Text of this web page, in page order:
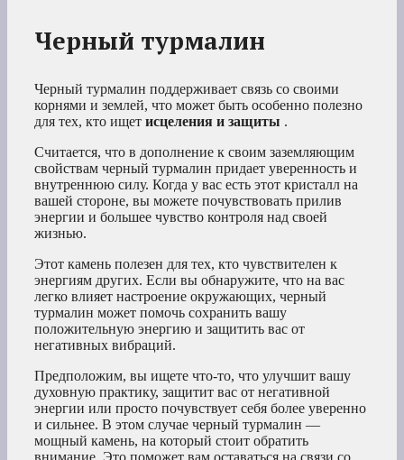
Черный турмалин
Черный турмалин поддерживает связь со своими
корнями и землей, что может быть особенно полезно
для тех, кто ищет исцеления и защиты .
Считается, что в дополнение к своим заземляющим
свойствам черный турмалин придает уверенность и
внутреннюю силу. Когда у вас есть этот кристалл на
вашей стороне, вы можете почувствовать прилив
энергии и большее чувство контроля над своей
жизнью.
Этот камень полезен для тех, кто чувствителен к
энергиям других. Если вы обнаружите, что на вас
легко влияет настроение окружающих, черный
турмалин может помочь сохранить вашу
положительную энергию и защитить вас от
негативных вибраций.
Предположим, вы ищете что-то, что улучшит вашу
духовную практику, защитит вас от негативной
энергии или просто почувствует себя более уверенно
и сильнее. В этом случае черный турмалин —
мощный камень, на который стоит обратить
внимание. Это поможет вам оставаться на связи со